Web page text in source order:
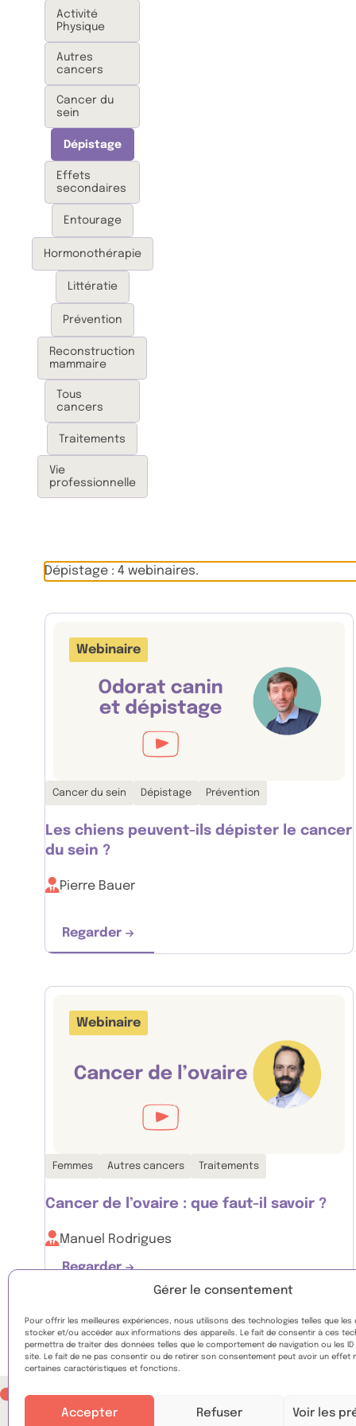
Gérer le consentement
Pour offrir les meilleures expériences, nous utilisons des technologies telles que les
stocker et/ou accéder aux informations des appareils. Le fait de consentir à ces
permettra de traiter des données telles que le comportement de navigation ou les ID
site. Le fait de ne pas consentir ou de retirer son consentement peut avoir un effet
certaines caractéristiques et fonctions.
Accepter Refuser Voir les
Activité
Physique
Autres
cancers
Cancer du
sein
Dépistage
Effets
secondaires
Entourage
Hormonothérapie
Littératie
Prévention
Reconstruction
mammaire
Tous
cancers
Traitements
Vie
professionnelle
Dépistage : 4 webinaires.
Webinaire
Thématiques associées :
Cancer du sein Dépistage Prévention
Les chiens peuvent-ils dépister le cancer
du sein ?
Pierre Bauer
Regarder
Les chiens peuvent-ils dépister le
Webinaire
Thématiques associées :
Femmes Autres cancers Traitements
Cancer de l’ovaire : que faut-il savoir ?
Manuel Rodrigues
Regarder